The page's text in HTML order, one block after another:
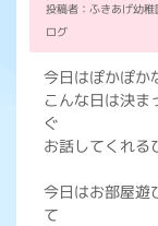
投稿者：ふきあげ幼
ログ
今日はぽかぽか
こんな日は決ま
ぐ
お話してくれ
今日はお部屋遊
て